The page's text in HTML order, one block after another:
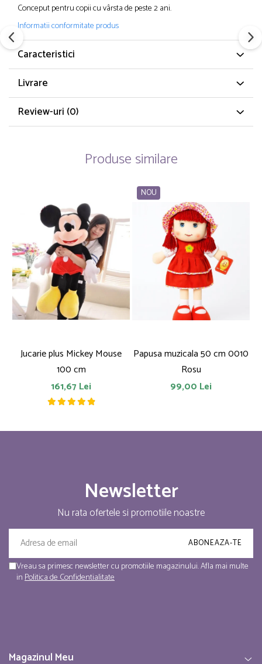
Conceput pentru copii cu vârsta de peste 2 ani.
Informatii conformitate produs
Caracteristici
Livrare
Review-uri (0)
Produse similare
Jucarie plus Mickey Mouse
100 cm
161,67 Lei
NOU
Papusa muzicala 50 cm 0010
Rosu
99,00 Lei
Newsletter
Nu rata ofertele si promotiile noastre
Vreau sa primesc newsletter cu promotiile magazinului. Afla mai multe
inPolitica de Confidentialitate
Magazinul Meu